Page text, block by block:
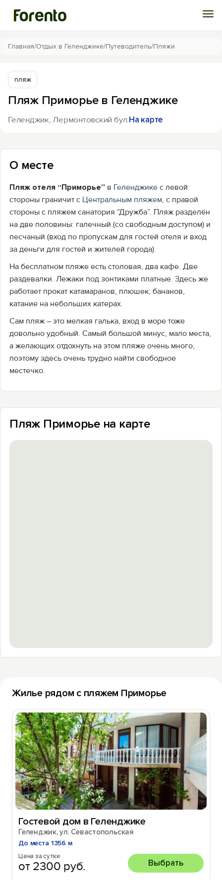
Войти
Избранное
История просмотра
Главная/Отдых в Геленджике/Путеводитель/Пляжи
пляж
Пляж Приморье в Геленджике
Геленджик, Лермонтовский бул.На карте
О месте
Пляж отеля “Приморье” в Геленджике с левой
стороны граничит с Центральным пляжем, с правой
стороны с пляжем санатория “Дружба”. Пляж разделён
на две половины: галечный (со свободным доступом) и
песчаный (вход по пропускам для гостей отеля и вход
за деньги для гостей и жителей города).
На бесплатном пляже есть столовая, два кафе. Две
раздевалки. Лежаки под зонтиками платные. Здесь же
работает прокат катамаранов, плюшек, бананов,
катание на небольших катерах.
Сам пляж – это мелкая галька, вход в море тоже
довольно удобный. Самый большой минус, мало места,
а желающих отдохнуть на этом пляже очень много,
поэтому здесь очень трудно найти свободное
местечко.
Пляж Приморье на карте
Жилье рядом с пляжем Приморье
Гостевой дом в Геленджике
Геленджик, ул. Севастопольская
До места 1356 м
Цена за сутки
от 2300 руб. Выбрать